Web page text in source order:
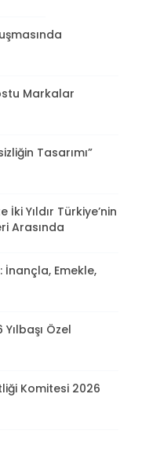
Markalar
Tasarımı”
Yıldır Türkiye’nin
Arasında
İnançla, Emekle,
Özel
Komitesi 2026